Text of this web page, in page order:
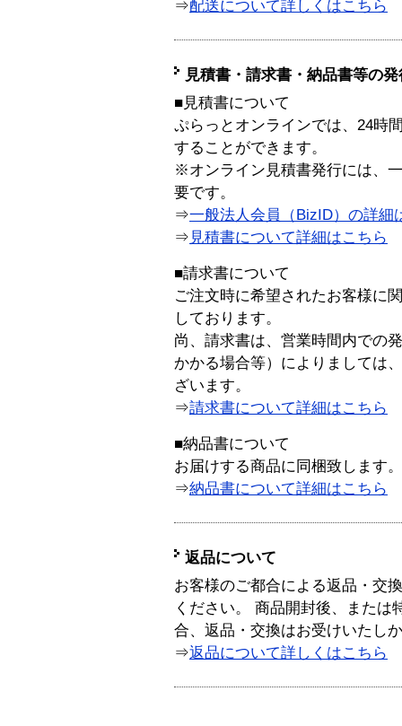
⇒配送について詳しくはこちら
見積書・請求書・納品書等の
■見積書について
ぷらっとオンラインでは、24時
することができます。
※オンライン見積書発行には、
要です。
⇒一般法人会員（BizID）の詳細
⇒ 見積書について詳細はこちら
■請求書について
ご注文時に希望されたお客様に
しております。
尚、請求書は、営業時間内での
かかる場合等）によりましては
ざいます。
⇒請求書について詳細はこちら
■納品書について
お届けする商品に同梱致します。
⇒納品書について詳細はこちら
返品について
お客様のご都合による返品・交
ください。 商品開封後、または
合、返品・交換はお受けいたし
⇒返品について詳しくはこちら